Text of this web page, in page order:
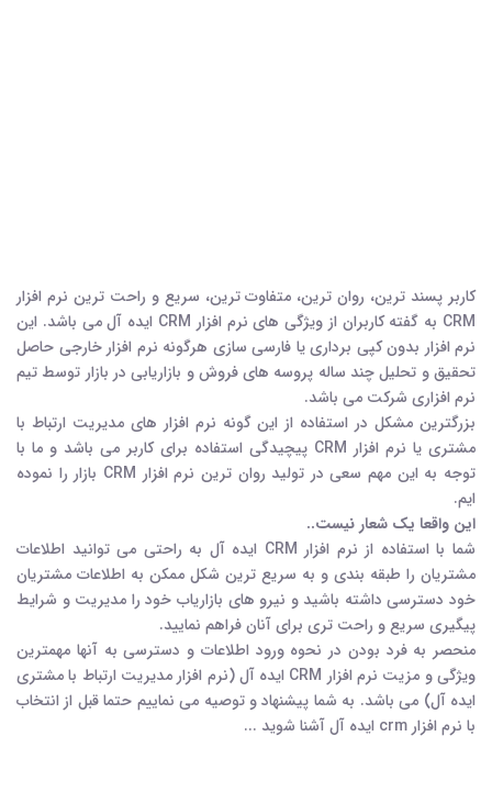
کاربر پسند ترین، روان ترین، متفاوت ترین، سریع و راحت ترین نرم افزار
CRM به گفته کاربران از ویژگی های نرم افزار CRM ایده آل می باشد. این
نرم افزار بدون کپی برداری یا فارسی سازی هرگونه نرم افزار خارجی حاصل
تحقیق و تحلیل چند ساله پروسه های فروش و بازاریابی در بازار توسط تیم
نرم افزاری شرکت می باشد.
بزرگترین مشکل در استفاده از این گونه نرم افزار های مدیریت ارتباط با
مشتری یا نرم افزار CRM پیچیدگی استفاده برای کاربر می باشد و ما با
توجه به این مهم سعی در تولید روان ترین نرم افزار CRM بازار را نموده
ایم.
این واقعا یک شعار نیست..
شما با استفاده از نرم افزار CRM ایده آل به راحتی می توانید اطلاعات
مشتریان را طبقه بندی و به سریع ترین شکل ممکن به اطلاعات مشتریان
خود دسترسی داشته باشید و نیرو های بازاریاب خود را مدیریت و شرایط
پیگیری سریع و راحت تری برای آنان فراهم نمایید.
منحصر به فرد بودن در نحوه ورود اطلاعات و دسترسی به آنها مهمترین
ویژگی و مزیت نرم افزار CRM ایده آل (نرم افزار مدیریت ارتباط با مشتری
ایده آل) می باشد. به شما پیشنهاد و توصیه می نماییم حتما قبل از انتخاب
با نرم افزار crm ایده آل آشنا شوید ...